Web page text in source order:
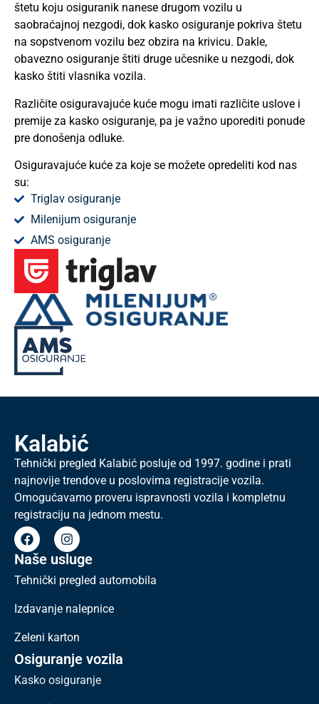
štetu koju osiguranik nanese drugom vozilu u
saobraćajnoj nezgodi, dok kasko osiguranje pokriva štetu
na sopstvenom vozilu bez obzira na krivicu. Dakle,
obavezno osiguranje štiti druge učesnike u nezgodi, dok
kasko štiti vlasnika vozila.
Različite osiguravajuće kuće mogu imati različite uslove i
premije za kasko osiguranje, pa je važno uporediti ponude
pre donošenja odluke.
Osiguravajuće kuće za koje se možete opredeliti kod nas
su:
Triglav osiguranje
Milenijum osiguranje
AMS osiguranje
Kalabić
Tehnički pregled Kalabić posluje od 1997. godine i prati
najnovije trendove u poslovima registracije vozila.
Omogućavamo proveru ispravnosti vozila i kompletnu
registraciju na jednom mestu.
Naše usluge
Tehnički pregled automobila
Izdavanje nalepnice
Zeleni karton
Osiguranje vozila
Kasko osiguranje